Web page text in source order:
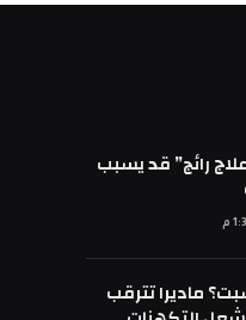
رائج” قد يسبب
ماديرا تترقب